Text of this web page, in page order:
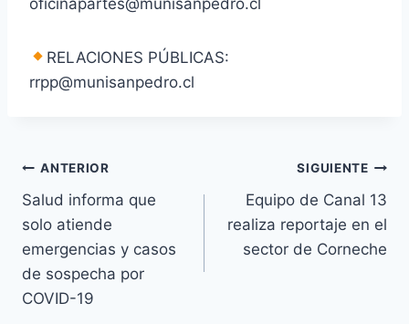
RELACIONES PÚBLICAS:
rrpp@munisanpedro.cl
ANTERIOR
Salud informa que
solo atiende
emergencias y casos
de sospecha por
COVID-19
SIGUIENTE
Equipo de Canal 13
realiza reportaje en el
sector de Corneche